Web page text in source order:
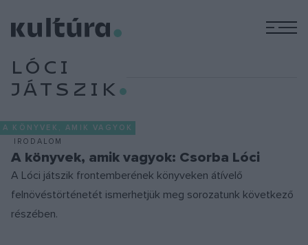
LÓCI
JÁTSZIK
A KÖNYVEK, AMIK VAGYOK
IRODALOM
A könyvek, amik vagyok: Csorba Lóci
A Lóci játszik frontemberének könyveken átívelő
felnövéstörténetét ismerhetjük meg sorozatunk következő
részében.